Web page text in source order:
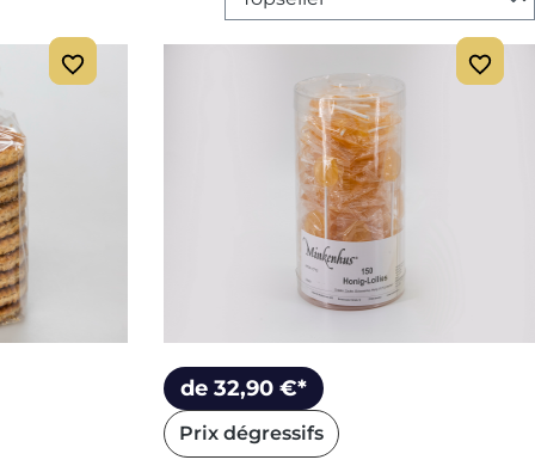
de 32,90 €*
Prix dégressifs